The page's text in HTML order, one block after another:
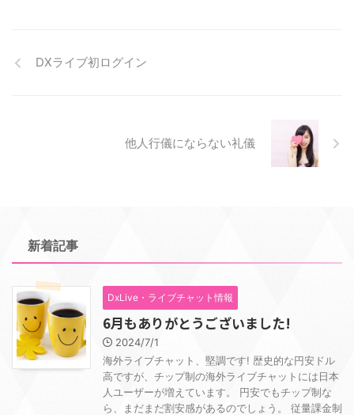
DXライブ初ログイン
他人行儀にならない礼儀
新着記事
DxLive・ライブチャット情報
6月もありがとうございました!
2024/7/1
海外ライブチャット、堅調です! 歴史的な円安ドル
高ですが、チップ制の海外ライブチャットには日本
人ユーザーが増えています。 円安でもチップ制な
ら、まだまだ割安感があるのでしょう。 従量課金制